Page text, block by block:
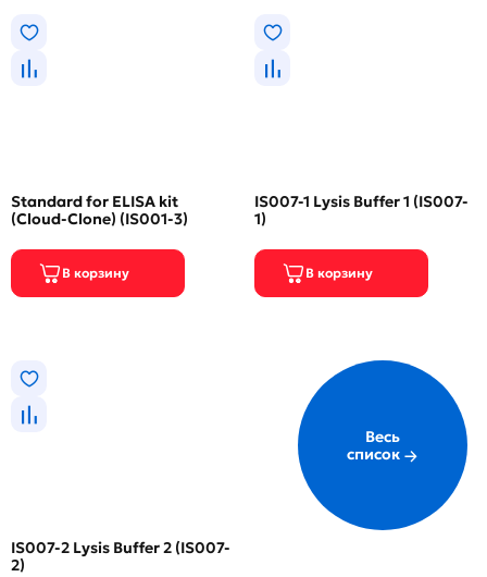
Standard for ELISA kit
(Cloud-Clone) (IS001-3)
IS007-1 Lysis Buffer 1 (IS007-
1)
IS007-2 Lysis Buffer 2 (IS007-
2)
Весь
список